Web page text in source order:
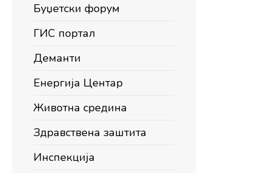
Буџетски форум
ГИС портал
Деманти
Енергија Центар
Животна средина
Здравствена заштита
Инспекција